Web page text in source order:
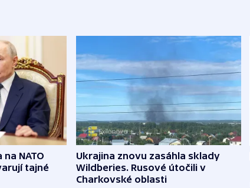
NATO
tajné
Ukrajina znovu zasáhla sklady
Wildberies. Rusové útočili v
Charkovské oblasti